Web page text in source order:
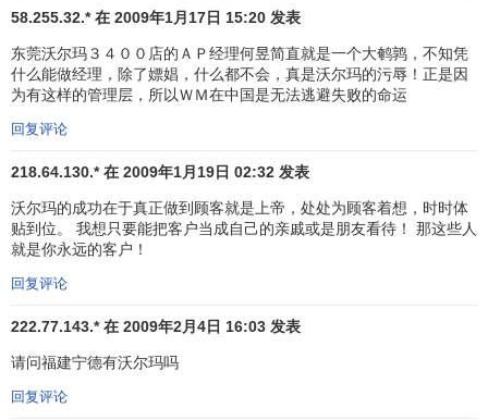
商品从香肠到沙发无所不包，如今，这里却发生了许多惊人
一位老者说：“这里的员工也发生了变化，雇员们显得比以前
礼貌多了。”这正是被人们称为“沃尔玛”效应的体现。1998年5
月，沃尔玛公司斥资9亿美元收购了拥有20多家商店的韦特考
商业形象改造它们。1999年初，沃尔玛公司又从施帕尔公司
手中收购了另外80家德国商店。至此，欧洲零售业千篇一律
的形象被彻底打破了。
与
商，但直到1991年它才在墨西哥开设第一家海外商店，而该
公司90%以上的销售额和利润现在仍来自美国国内。在过去
日趋饱和，该公司
58.255.32.* 在 2009年1月17日 15:20 发表
东莞沃尔玛３４００店的ＡＰ经理何昱简直就是一个大鹌鹑，不知凭
什么能做经理，除了嫖娼，什么都不会，真是沃尔玛的污辱！正是因
为有这样的管理层，所以ＷＭ在中国是无法逃避失败的命运
回复评论
218.64.130.* 在 2009年1月19日 02:32 发表
沃尔玛的成功在于真正做到顾客就是上帝，处处为顾客着想，时时体
贴到位。 我想只要能把客户当成自己的亲戚或是朋友看待！ 那这些人
就是你永远的客户！
回复评论
222.77.143.* 在 2009年2月4日 16:03 发表
请问福建宁德有沃尔玛吗
回复评论